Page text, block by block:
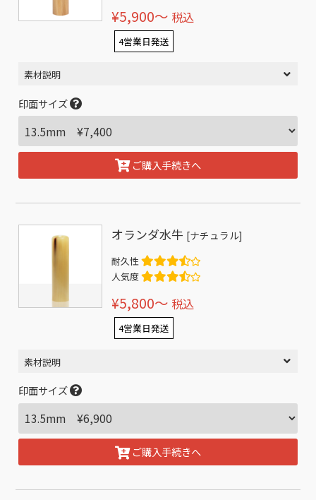
¥5,900〜 税込
4営業日発送
素材説明
印面サイズ
ご購入手続きへ
オランダ水牛 [ナチュラル]
耐久性
人気度
¥5,800〜 税込
4営業日発送
素材説明
印面サイズ
ご購入手続きへ